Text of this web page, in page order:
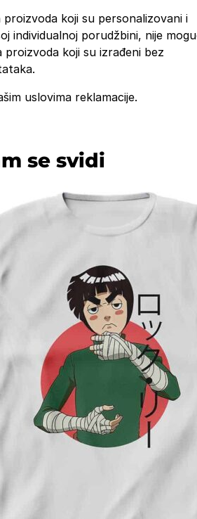
koji su personalizovani i
individualnoj porudžbini, nije
proizvoda koji su izrađeni bez
uslovima reklamacije.
se svidi